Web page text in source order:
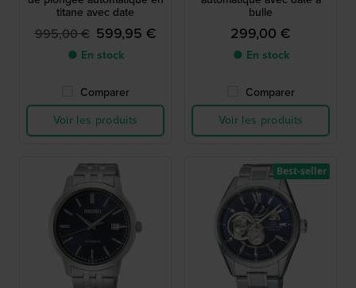
titane avec date
995,00 € 599,95 €
● En stock
Comparer
Voir les produits
bulle
299,00 €
● En stock
Comparer
Voir les produits
Best-seller